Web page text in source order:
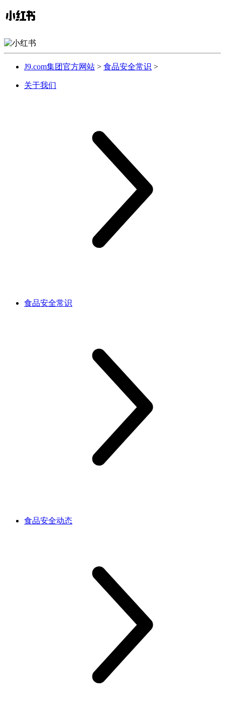
J9.com集团官方网站 > 食品安全常识 >
关于我们
食品安全常识
食品安全动态